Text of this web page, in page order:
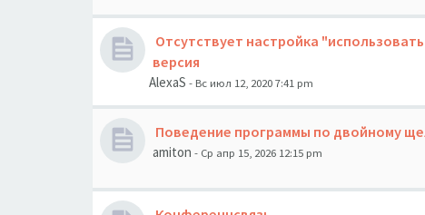
Отсутствует настройка
версия
AlexaS - Вс июл 12, 2020 7:41 pm
Поведение программы по двойному
amiton - Ср апр 15, 2026 12:15 pm